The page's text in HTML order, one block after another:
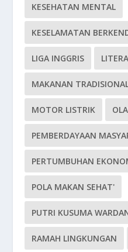
KESEHATAN MENTAL
KESELAMATAN
LIGA INGGRIS
MAKANAN
MOTOR LISTRIK
PEMBERDAYAAN
PERTUMBUHAN
POLA MAKAN SEHAT'
PUTRI KUSUMA
RAMAH LINGKUNGAN